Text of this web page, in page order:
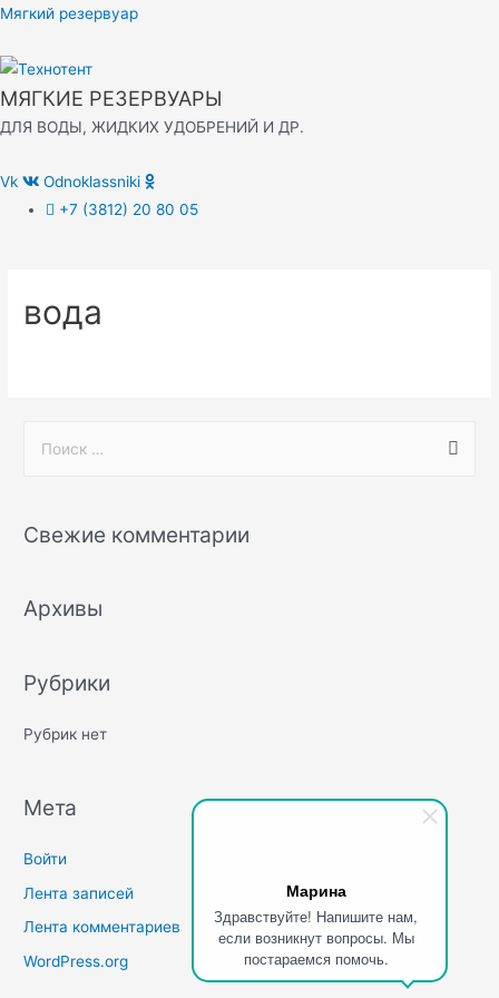
Марина
Здравствуйте! Напишите нам,
если возникнут вопросы. Мы
постараемся помочь.
Перейти
содержимому
Мягкий резервуар
МЯГКИЕ РЕЗЕРВУАРЫ
ДЛЯ ВОДЫ, ЖИДКИХ УДОБРЕНИЙ И ДР.
Vk
Odnoklassniki
+7 (3812) 20 80 05
вода
r
f
r
Свежие комментарии
Архивы
Рубрики
Рубрик нет
Мета
Войти
Лента записей
Лента комментариев
WordPress.org